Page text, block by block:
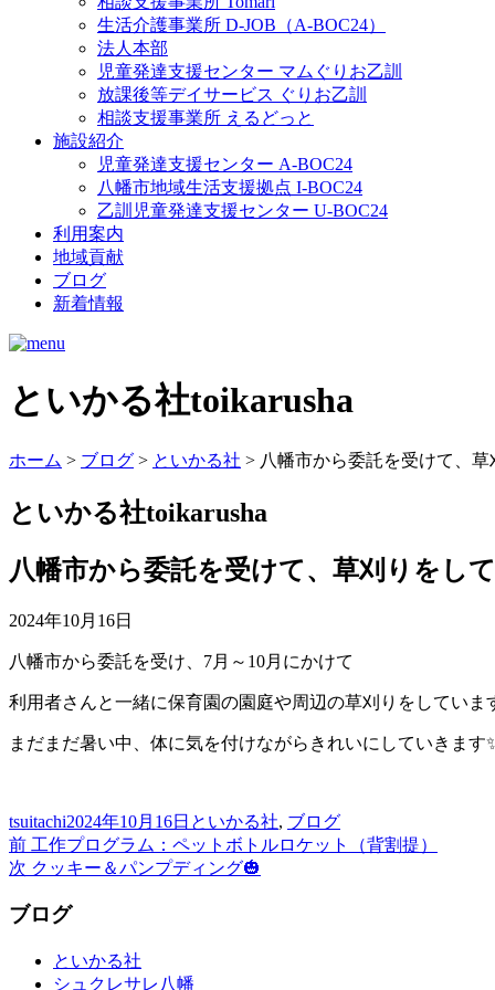
生活介護事業所 D-JOB（A-BOC24）
法人本部
児童発達支援センター マムぐりお乙訓
放課後等デイサービス ぐりお乙訓
相談支援事業所 えるどっと
施設紹介
児童発達支援センター A-BOC24
八幡市地域生活支援拠点 I-BOC24
乙訓児童発達支援センター U-BOC24
利用案内
地域貢献
ブログ
新着情報
といかる社toikarusha
ホーム > ブログ > といかる社 > 八幡市から委託を受けて、
といかる社toikarusha
八幡市から委託を受けて、草刈りをし
2024年10月16日
八幡市から委託を受け、7月～10月にかけて
利用者さんと一緒に保育園の園庭や周辺の草刈りをしていま
まだまだ暑い中、体に気を付けながらきれいにしていきます
投
稿
者
tsuitachi投
稿
日:
2024年10月16日 カ
テ
ゴ
といかる社, ブログ
投
稿
ナ
前 前
の
稿:
工作プログラム：ペットボトルロケット（背割提）
次 次
投
クッキー＆パンプディング🎃
ブログ
といかる社
シュクレサレ八幡